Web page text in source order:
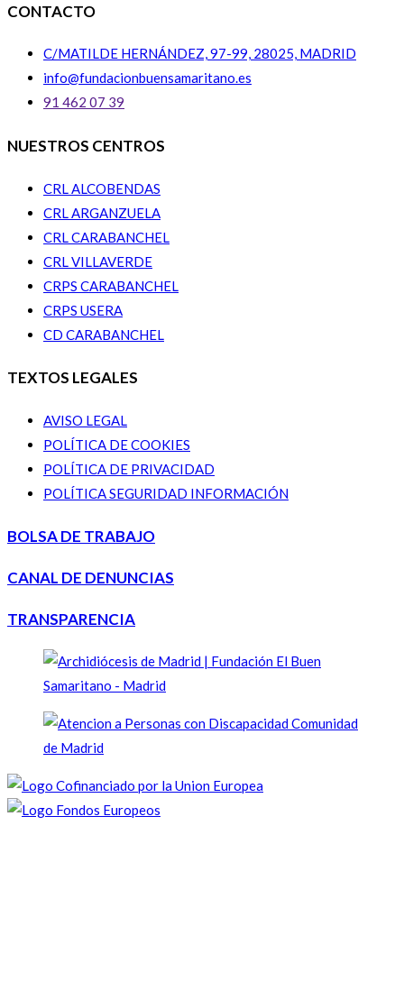
CONTACTO
C/MATILDE HERNÁNDEZ, 97-99, 28025, MADRID
info@fundacionbuensamaritano.es
91 462 07 39
NUESTROS CENTROS
CRL ALCOBENDAS
CRL ARGANZUELA
CRL CARABANCHEL
CRL VILLAVERDE
CRPS CARABANCHEL
CRPS USERA
CD CARABANCHEL
TEXTOS LEGALES
AVISO LEGAL
POLÍTICA DE COOKIES
POLÍTICA DE PRIVACIDAD
POLÍTICA SEGURIDAD INFORMACIÓN
BOLSA DE TRABAJO
CANAL DE DENUNCIAS
TRANSPARENCIA